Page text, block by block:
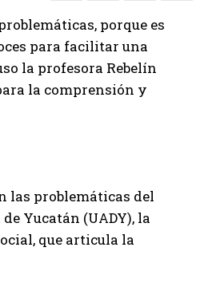
porque es
para facilitar una
la profesora Rebelín
la comprensión y
las problemáticas del
Yucatán (UADY), la
que articula la